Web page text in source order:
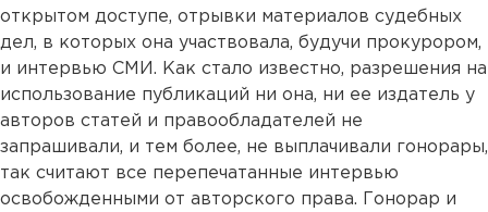
открытом доступе, отрывки материалов судебных
дел, в которых она участвовала, будучи прокурором,
и интервью СМИ. Как стало известно, разрешения на
использование публикаций ни она, ни ее издатель у
авторов статей и правообладателей не
запрашивали, и тем более, не выплачивали гонорары,
так считают все перепечатанные интервью
освобожденными от авторского права. Гонорар и